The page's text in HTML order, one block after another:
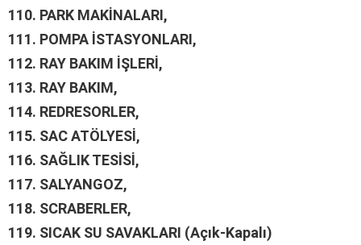
110. PARK MAKİNALARI,
111. POMPA İSTASYONLARI,
112. RAY BAKIM İŞLERİ,
113. RAY BAKIM,
114. REDRESORLER,
115. SAC ATÖLYESİ,
116. SAĞLIK TESİSİ,
117. SALYANGOZ,
118. SCRABERLER,
119. SICAK SU SAVAKLARI (Açık-Kapalı)